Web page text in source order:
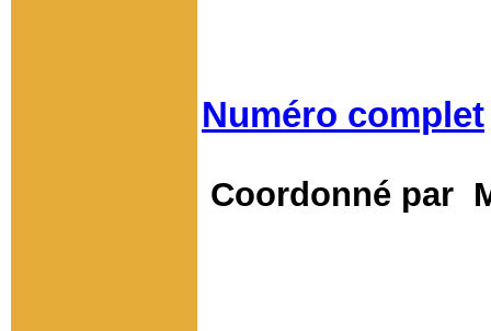
Numéro complet
Coordonné par